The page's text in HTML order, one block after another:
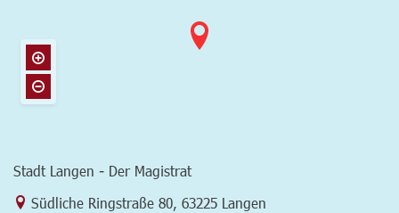
Stadt Langen - Der Magistrat
Link zur Google-Maps Navigation
Südliche Ringstraße 80, 63225 Langen